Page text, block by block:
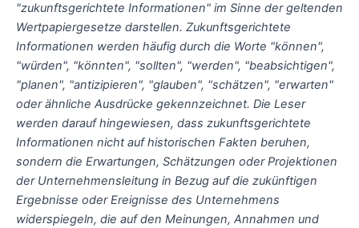
"zukunftsgerichtete Informationen" im Sinne der geltenden
Wertpapiergesetze darstellen. Zukunftsgerichtete
Informationen werden häufig durch die Worte "können",
"würden", "könnten", "sollten", "werden", "beabsichtigen",
"planen", "antizipieren", "glauben", "schätzen", "erwarten"
oder ähnliche Ausdrücke gekennzeichnet. Die Leser
werden darauf hingewiesen, dass zukunftsgerichtete
Informationen nicht auf historischen Fakten beruhen,
sondern die Erwartungen, Schätzungen oder Projektionen
der Unternehmensleitung in Bezug auf die zukünftigen
Ergebnisse oder Ereignisse des Unternehmens
widerspiegeln, die auf den Meinungen, Annahmen und